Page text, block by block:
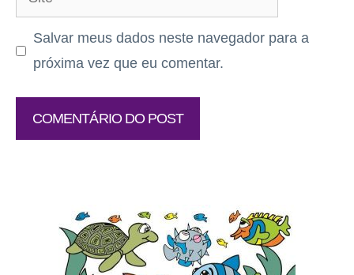
Salvar meus dados neste navegador para a
próxima vez que eu comentar.